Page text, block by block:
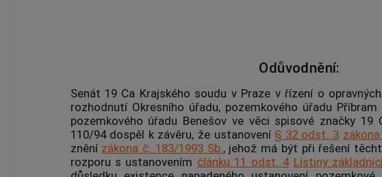
Odůvodnění:
Senát 19 Ca Krajského soudu v Praze v řízení o
rozhodnutí Okresního úřadu, pozemkového úřadu Příbram
pozemkového úřadu Benešov ve věci spisové značky 19
110/94 dospěl k závěru, že ustanovení § 32 odst. 3
znění zákona č. 183/1993 Sb., jehož má být při řešení
rozporu s ustanovením článku 11 odst. 4 Listiny